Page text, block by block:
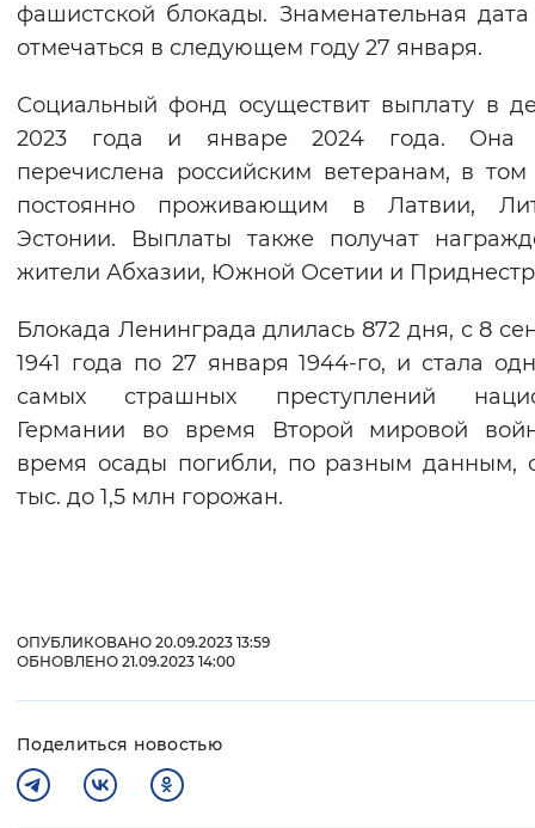
Звуковой ассистент
Вернуть стандартные настройки
фашистской блокады. Знаменательная дата
отмечаться в следующем году 27 января.
Социальный фонд осуществит выплату в
2023 года и январе 2024 года. Она
перечислена российским ветеранам, в том
постоянно проживающим в Латвии,
Эстонии. Выплаты также получат
жители Абхазии, Южной Осетии и
Блокада Ленинграда длилась 872 дня, с 8
1941 года по 27 января 1944-го, и стала
самых страшных преступлений
Германии во время Второй мировой
время осады погибли, по разным данным,
тыс. до 1,5 млн горожан.
ОПУБЛИКОВАНО 20.09.2023 13:59
ОБНОВЛЕНО 21.09.2023 14:00
Поделиться новостью